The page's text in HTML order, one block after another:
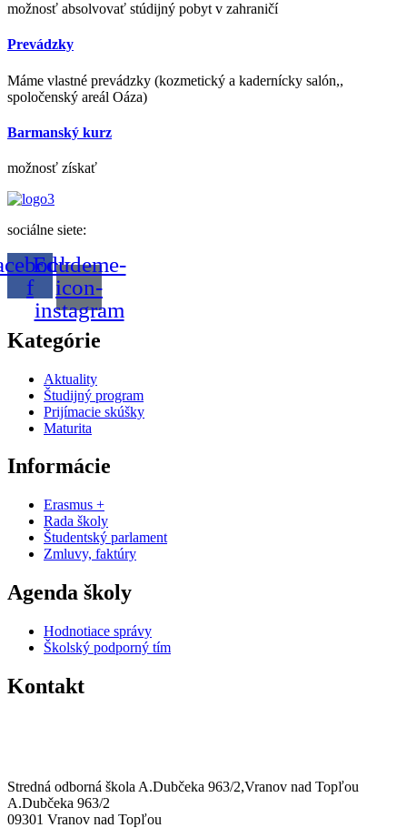
možnosť absolvovať stúdijný pobyt v zahraničí
Prevádzky
Máme vlastné prevádzky (kozmetický a kadernícky salón,,
spoločenský areál Oáza)
Barmanský kurz
možnosť získať
sociálne siete:
f
Edudeme-
icon-
instagram
Kategórie
Aktuality
Študijný program
Prijímacie skúšky
Maturita
Informácie
Erasmus +
Rada školy
Študentský parlament
Zmluvy, faktúry
Agenda školy
Hodnotiace správy
Školský podporný tím
Kontakt
Stredná odborná škola A.Dubčeka 963/2,Vranov nad Topľou
A.Dubčeka 963/2
09301 Vranov nad Topľou